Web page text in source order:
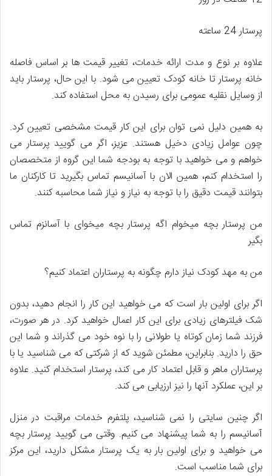
پرستار 24 ساعته
علاوه بر نوع و مدت ارائه خدمات، تغییر قیمت ها بر اساس فاصله
خانه پرستار تا خانه کودک تعیین می شود. با این حال، پرستار باید
از وسایل نقلیه عمومی برای رسیدن به محل استفاده کند.
به همین دلیل نمی توان برای این کار قیمت مشخصی تعیین کرد.
چون عوامل زیادی دخیل هستند. عزیز، اگر می گویید پرستار می
خواهم و می خواهید با توجه به بودجه شما این گروه از متخصصان
را استخدام کنم، همین الان با آسانیسم تماس بگیرید تا کارکنان ما
بتوانند قیمت دقیق را با توجه به نیاز و نیاز شما محاسبه کنند.
من پرستار بچه میخوام اگه پرستار بچه میخوای با آسانزم تماس
بگیر
من به مهد کودک نیاز دارم چگونه به پرستاران اعتماد کنیم؟
اگر برای اولین بار است که می خواهید این کار را انجام دهید، بدون
شک فیلترهای زیادی برای این کار اعمال خواهید کرد. در هر صورت،
فرزند شما زمان کوتاه یا طولانی را با نوه خود می گذراند و شما این
حق را دارید. بنابراین، مطمئن شوید که از شرکتی که می شناسید یا با
پرستاران ماهر و قابل اعتماد کار می کند، پرستار استخدام کنید. علاوه
بر این، عملکرد آنها را نیز ارزیابی می کند.
اگر چنین سایتی را نمی شناسید، پلتفرم خدمات مراقبت در منزل
آسانیسم را به شما پیشنهاد می کنیم. وقتی می گویید پرستار بچه
می خواهید و برای اولین بار به یک پرستار مشکل دارید، این مرکز
برای شما مناسب است.